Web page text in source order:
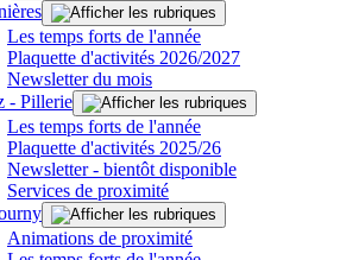
Les temps forts de l'année
Plaquette d'activités 2026/2027
Newsletter du mois
- Pillerie
Les temps forts de l'année
Plaquette d'activités 2025/26
Newsletter - bientôt disponible
Services de proximité
Animations de proximité